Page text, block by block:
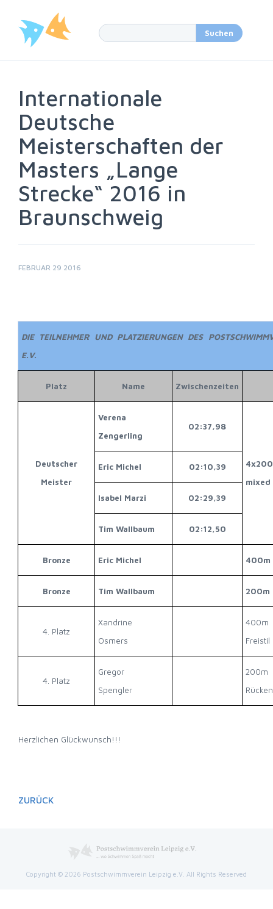
Internationale
Deutsche
Meisterschaften der
Masters „Lange
Strecke“ 2016 in
Braunschweig
FEBRUAR 29 2016
DIE TEILNEHMER UND PLATZIERUNGEN DES
E.V.
Platz Name Zwischenzeiten
Deutscher
Meister
Verena
Zengerling
02:37,98
mixed
Eric Michel 02:10,39
Isabel Marzi 02:29,39
Tim Wallbaum 02:12,50
Bronze Eric Michel 400m
Bronze Tim Wallbaum 200m
4. Platz
Xandrine
Osmers
400m
Freistil
4. Platz
Gregor
Spengler
200m
Rücken
Herzlichen Glückwunsch!!!
ZURÜCK
Copyright © 2026 Postschwimmverein Leipzig e.V. All Rights Reserved